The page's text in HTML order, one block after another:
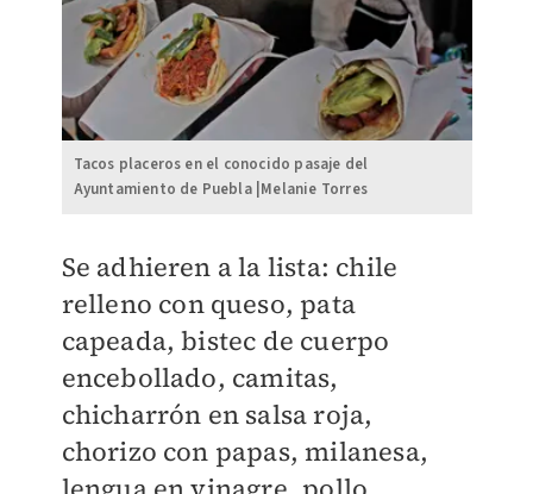
Tacos placeros en el conocido pasaje del
Ayuntamiento de Puebla |Melanie Torres
Se adhieren a la lista: chile
relleno con queso, pata
capeada, bistec de cuerpo
encebollado, camitas,
chicharrón en salsa roja,
chorizo con papas, milanesa,